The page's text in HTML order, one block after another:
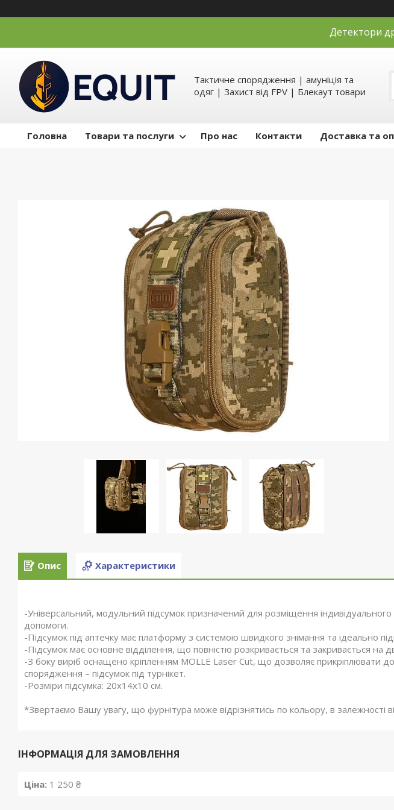
Детектори
Тактичне спорядження | амуніція та
одяг | Захист від FPV | Блекаут товари
Головна Товари та послуги Про нас Контакти Доставка та
Опис Характеристики
-Універсальний, модульний підсумок призначений для розміщення
допомоги.
-Підсумок під аптечку має платформу з системою швидкого знімання та ідеально
-Підсумок має основне відділення, що повністю розкривається та закривається на
-З боку виріб оснащено кріпленням MOLLE Laser Cut, що дозволяє прикріплювати
спорядження – підсумок під турнікет.
-Розміри підсумка: 20x14x10 см.
*Звертаємо Вашу увагу, що фурнітура може відрізнятись по кольору, в залежності
ІНФОРМАЦІЯ ДЛЯ ЗАМОВЛЕННЯ
Ціна: 1 250 ₴